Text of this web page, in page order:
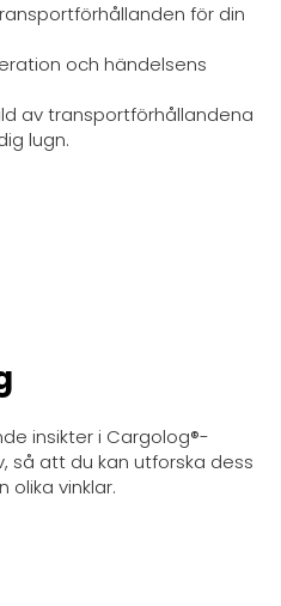
för din
och händelsens
av transportförhållandena
lugn.
insikter i Cargolog®-
så att du kan utforska dess
olika vinklar.